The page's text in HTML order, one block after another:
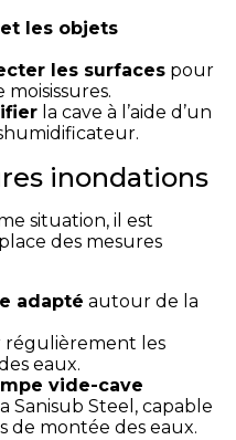
les objets
les surfaces pour
la cave à l’aide d’un
inondations
situation, il est
des mesures
adapté autour de la
les
eaux.
vide-cave
Sanisub Steel, capable
de montée des eaux.